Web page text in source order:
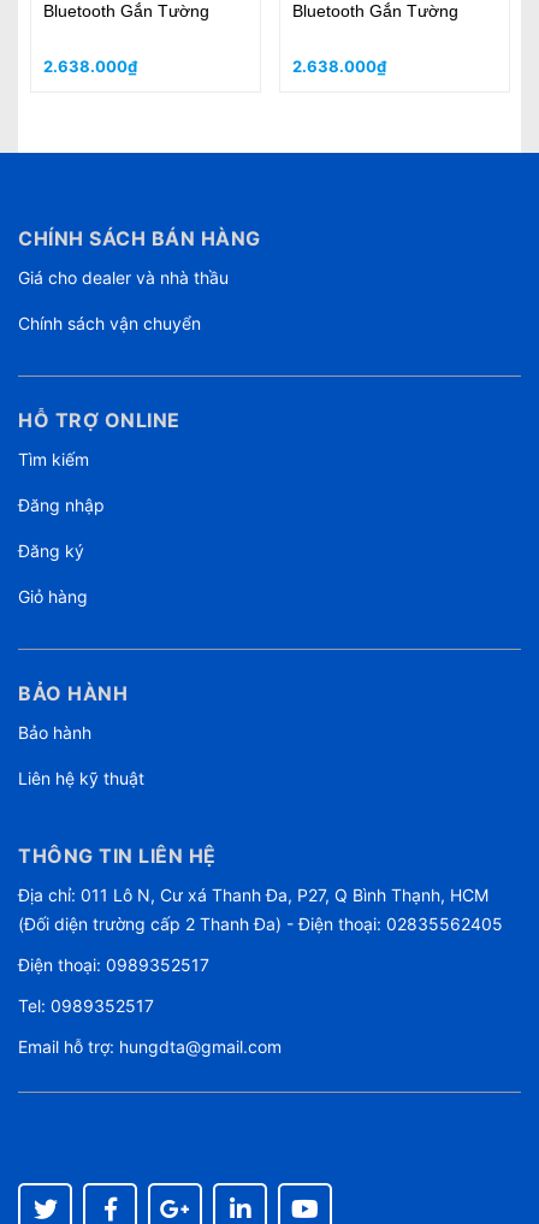
Bluetooth Gắn Tường
2.638.000₫
Bluetooth Gắn Tường
2.638.000₫
CHÍNH SÁCH BÁN HÀNG
Giá cho dealer và nhà thầu
Chính sách vận chuyển
HỖ TRỢ ONLINE
Tìm kiếm
Đăng nhập
Đăng ký
Giỏ hàng
BẢO HÀNH
Bảo hành
Liên hệ kỹ thuật
THÔNG TIN LIÊN HỆ
Địa chỉ: 011 Lô N, Cư xá Thanh Đa, P27, Q Bình Thạnh, HCM
(Đối diện trường cấp 2 Thanh Đa) - Điện thoại: 02835562405
Điện thoại: 0989352517
Tel: 0989352517
Email hỗ trợ: hungdta@gmail.com